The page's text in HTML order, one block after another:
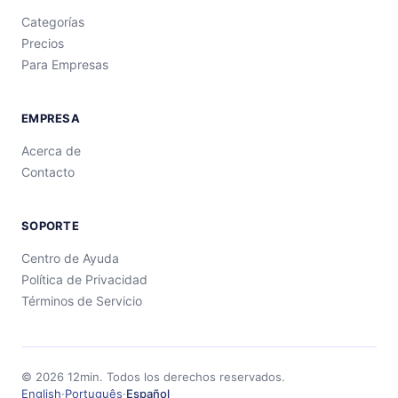
Categorías
Precios
Para Empresas
EMPRESA
Acerca de
Contacto
SOPORTE
Centro de Ayuda
Política de Privacidad
Términos de Servicio
© 2026 12min. Todos los derechos reservados.
English·Português·Español